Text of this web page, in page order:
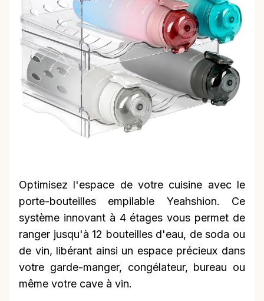
Optimisez l'espace de votre cuisine avec le
porte-bouteilles empilable Yeahshion. Ce
système innovant à 4 étages vous permet de
ranger jusqu'à 12 bouteilles d'eau, de soda ou
de vin, libérant ainsi un espace précieux dans
votre garde-manger, congélateur, bureau ou
même votre cave à vin.